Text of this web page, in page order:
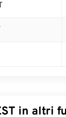
in altri